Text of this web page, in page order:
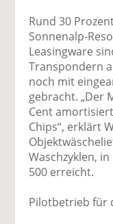
Rund 30
Sonnenalp-
Leasingware
Transpondern
noch mit
gebracht. „Der
Cent
Chips“, erklärt
Waschzyklen,
500 erreicht.
Pilotbetrieb für